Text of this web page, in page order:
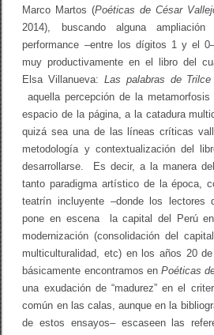
c
d
a
d
l
a
p
o
é
c
a
d
e
C
s
a
Marco Martos (Poéticas de César
2014), buscando alguna
performance –entre los dígitos 1 y el
muy productivamente en el libro del
Elsa Villanueva:Las palabras de Trilce
aquella percepción de la
espacio de la página, a la catadura
quizá sea una de las líneas críticas
metodología y contextualización del
desarrollarse. Es decir, a la manera
tanto paradigma artístico de la época,
teatrín incluyente –donde los lectores
pone en escena la capital del Perú
modernización (consolidación del
multiculturalidad, etc) en los años 20
básicamente encontramos en Poéticas
una exudación de “madurez” en el
común en las calas, aunque en la
de estos ensayos– escaseen las